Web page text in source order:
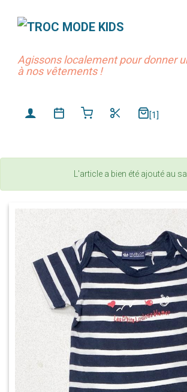
Agissons localement pour donner
à nos vêtements !
[1]
L'article a bien été ajouté au